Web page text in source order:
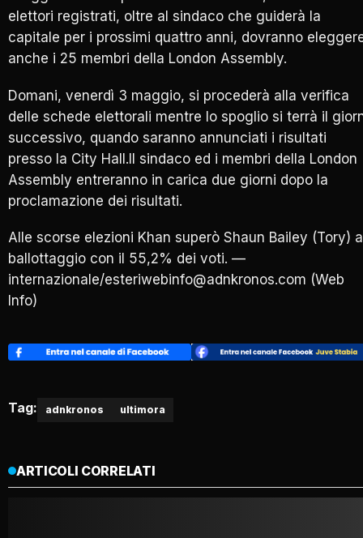
elettori registrati, oltre al sindaco che guiderà la
capitale per i prossimi quattro anni, dovranno
anche i 25 membri della London Assembly.
Domani, venerdì 3 maggio, si procederà alla verifica
delle schede elettorali mentre lo spoglio si terrà il
successivo, quando saranno annunciati i risultati
presso la City Hall.Il sindaco ed i membri della London
Assembly entreranno in carica due giorni dopo la
proclamazione dei risultati.
Alle scorse elezioni Khan superò Shaun Bailey (Tory)
ballottaggio con il 55,2% dei voti. —
internazionale/esteriwebinfo@adnkronos.com (Web
Info)
Tag: adnkronos ultimora
ARTICOLI CORRELATI